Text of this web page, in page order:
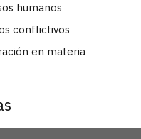
humanos
conflictivos
en materia